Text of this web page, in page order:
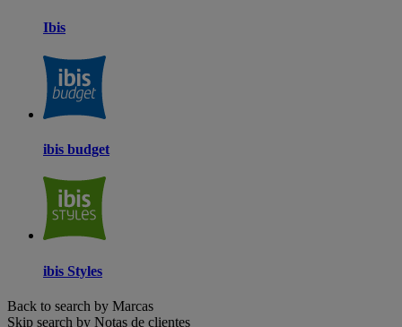
Ibis
ibis budget
ibis Styles
Back to search by Marcas
Skip search by Notas de clientes